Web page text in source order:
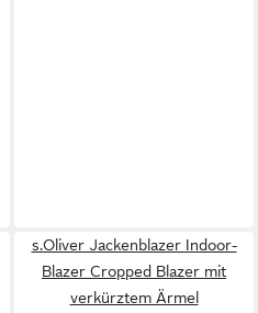
s.Oliver Jackenblazer Indoor-
Blazer Cropped Blazer mit
verkürztem Ärmel